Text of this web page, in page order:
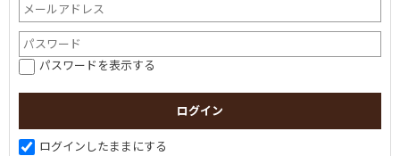
パスワードを表示する
ログインしたままにする